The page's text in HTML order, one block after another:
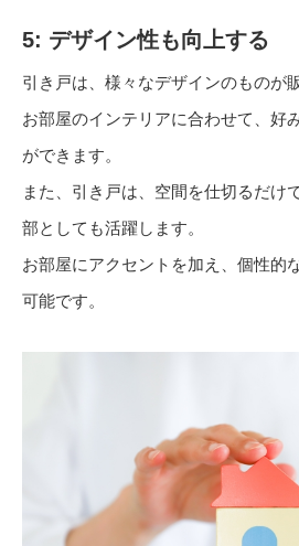
5: デザイン性も向上する
引き戸は、様々なデザインのものが
お部屋のインテリアに合わせて、好
ができます。
また、引き戸は、空間を仕切るだけ
部としても活躍します。
お部屋にアクセントを加え、個性的
可能です。